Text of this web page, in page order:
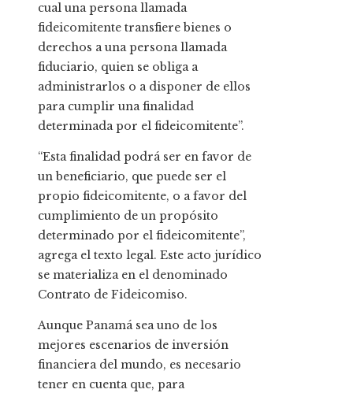
cual una persona llamada
fideicomitente transfiere bienes o
derechos a una persona llamada
fiduciario, quien se obliga a
administrarlos o a disponer de ellos
para cumplir una finalidad
determinada por el fideicomitente”.
“Esta finalidad podrá ser en favor de
un beneficiario, que puede ser el
propio fideicomitente, o a favor del
cumplimiento de un propósito
determinado por el fideicomitente”,
agrega el texto legal. Este acto jurídico
se materializa en el denominado
Contrato de Fideicomiso.
Aunque Panamá sea uno de los
mejores escenarios de inversión
financiera del mundo, es necesario
tener en cuenta que, para